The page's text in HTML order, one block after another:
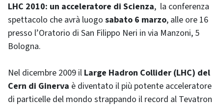
LHC 2010: un acceleratore di Scienza, la conferenza
spettacolo che avrà luogo sabato 6 marzo, alle ore 16
presso l’Oratorio di San Filippo Neri in via Manzoni, 5
Bologna.
Nel dicembre 2009 il Large Hadron Collider (LHC) del
Cern di Ginerva è diventato il più potente acceleratore
di particelle del mondo strappando il record al Tevatron